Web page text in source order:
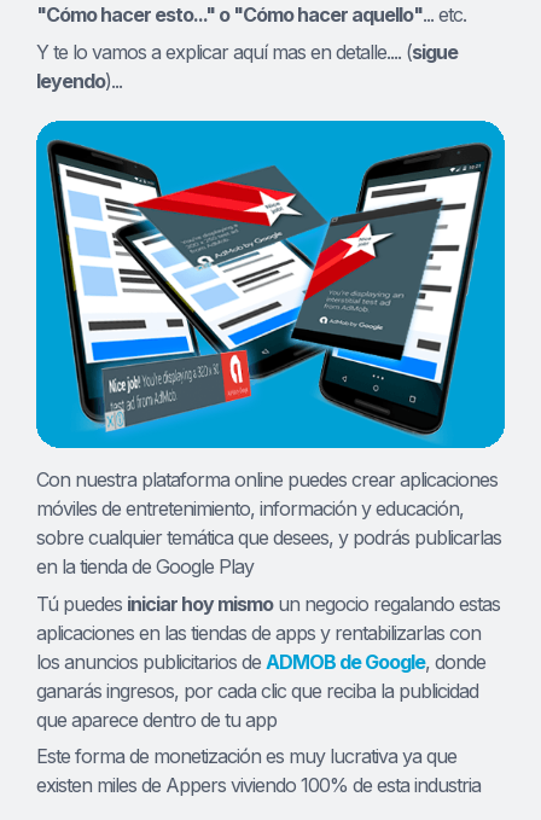
"Cómo hacer esto..." o "Cómo hacer aquello"... etc.
Y te lo vamos a explicar aquí mas en detalle.... (sigue
leyendo)...
Con nuestra plataforma online puedes crear aplicaciones
móviles de entretenimiento, información y educación,
sobre cualquier temática que desees, y podrás publicarlas
en la tienda de Google Play
Tú puedes iniciar hoy mismoun negocio regalando estas
aplicaciones en las tiendas de apps y rentabilizarlas con
los anuncios publicitarios de ADMOB de Google, donde
ganarás ingresos, por cada clic que reciba la publicidad
que aparece dentro de tu app
Este forma de monetización es muy lucrativa ya que
existen miles de Appers viviendo 100% de esta industria